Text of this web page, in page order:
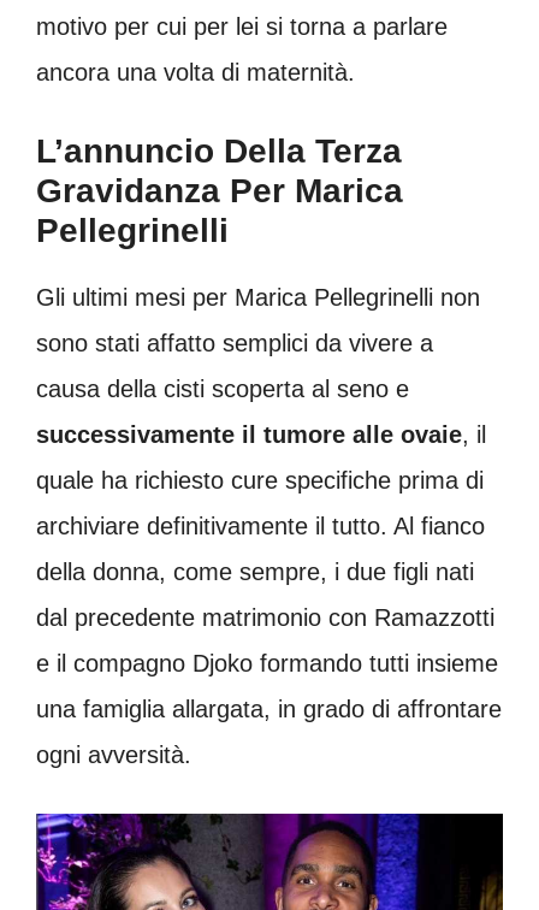
motivo per cui per lei si torna a parlare
ancora una volta di maternità.
L’annuncio Della Terza
Gravidanza Per Marica
Pellegrinelli
Gli ultimi mesi per Marica Pellegrinelli non
sono stati affatto semplici da vivere a
causa della cisti scoperta al seno e
successivamente il tumore alle ovaie, il
quale ha richiesto cure specifiche prima di
archiviare definitivamente il tutto. Al fianco
della donna, come sempre, i due figli nati
dal precedente matrimonio con Ramazzotti
e il compagno Djoko formando tutti insieme
una famiglia allargata, in grado di affrontare
ogni avversità.